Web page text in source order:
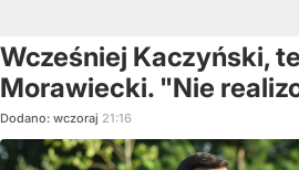
Wcześniej Kaczyński,
Morawiecki. "Nie
Dodano: wczoraj 21:16